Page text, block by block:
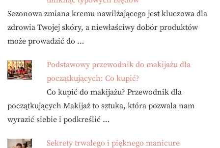
Sezonowa zmiana kremu nawilżającego jest kluczowa dla
zdrowia Twojej skóry, a niewłaściwy dobór produktów
może prowadzić do …
Podstawowy przewodnik do makijażu dla
początkujących: Co kupić?
Co kupić do makijażu? Przewodnik dla
początkujących Makijaż to sztuka, która pozwala nam
wyrazić siebie i podkreślić …
Sekrety trwałego i pięknego manicure